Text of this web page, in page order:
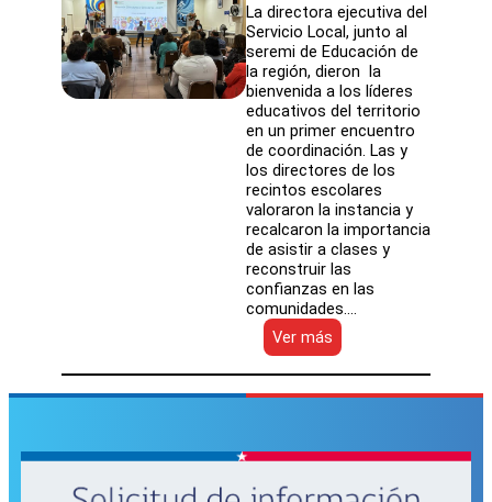
La directora ejecutiva del
Servicio Local, junto al
seremi de Educación de
la región, dieron la
bienvenida a los líderes
educativos del territorio
en un primer encuentro
de coordinación. Las y
los directores de los
recintos escolares
valoraron la instancia y
recalcaron la importancia
de asistir a clases y
reconstruir las
confianzas en las
comunidades.…
Ver más
SLEP
Atacama
se
directores
directoras